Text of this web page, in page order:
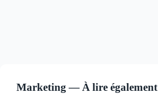
Marketing — À lire également